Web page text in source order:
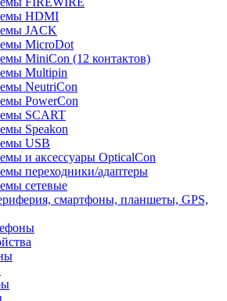
HDMI
JACK
MicroDot
MiniCon (12 контактов)
Multipin
NeutriCon
PowerCon
SCART
Speakon
USB
и аксессуары OpticalCon
переходники/адаптеры
сетевые
смартфоны, планшеты, GPS,